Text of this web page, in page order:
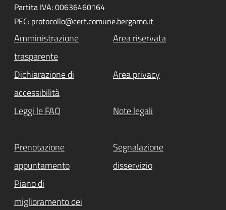
Partita IVA: 00636460164
PEC: protocollo@cert.comune.bergamo.it
Amministrazione
trasparente
Area riservata
Dichiarazione di
accessibilità
Area privacy
Leggi le FAQ Note legali
Prenotazione
appuntamento
Segnalazione
disservizio
Piano di
miglioramento dei